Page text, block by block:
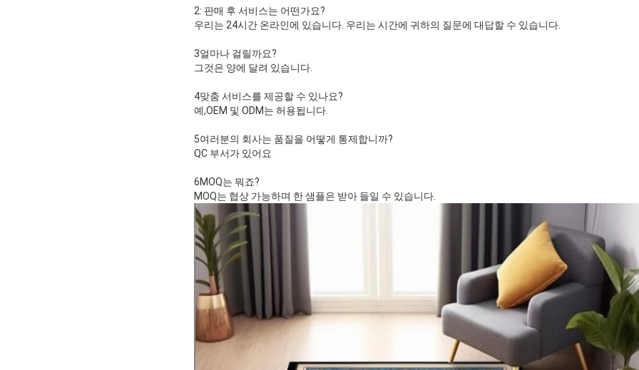
2: 판매 후 서비스는 어떤가요?
우리는 24시간 온라인에 있습니다. 우리는 시간에 귀하의 질문에 대답할 수 있습니다.
3얼마나 걸릴까요?
그것은 양에 달려 있습니다.
4맞춤 서비스를 제공할 수 있나요?
예,OEM 및 ODM는 허용됩니다.
5여러분의 회사는 품질을 어떻게 통제합니까?
QC 부서가 있어요
6MOQ는 뭐죠?
MOQ는 협상 가능하며 한 샘플은 받아 들일 수 있습니다.